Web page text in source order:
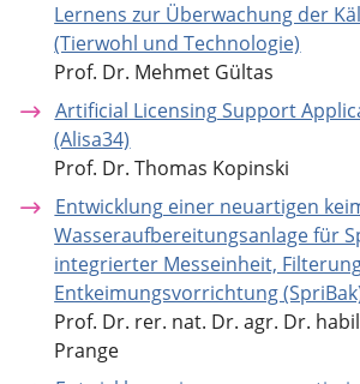
Lernens zur Überwachung der
(Tierwohl und Technologie)
Prof. Dr. Mehmet Gültas
Artificial Licensing Support
(Alisa34)
Prof. Dr. Thomas Kopinski
Entwicklung einer neuartigen
Wasseraufbereitungsanlage für
integrierter Messeinheit,
Entkeimungsvorrichtung
Prof. Dr. rer. nat. Dr. agr. Dr.
Prange